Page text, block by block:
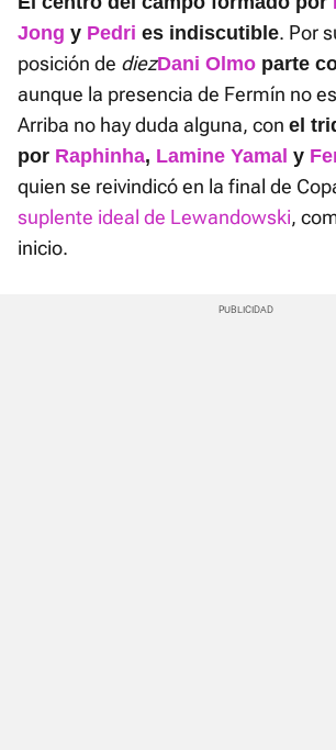
Jong y Pedri es indiscutible. Por
posición de diezDani Olmo parte
aunque la presencia de Fermín no
Arriba no hay duda alguna, con el
por Raphinha, Lamine Yamal y
quien se reivindicó en la final de
suplente ideal de Lewandowski,
inicio.